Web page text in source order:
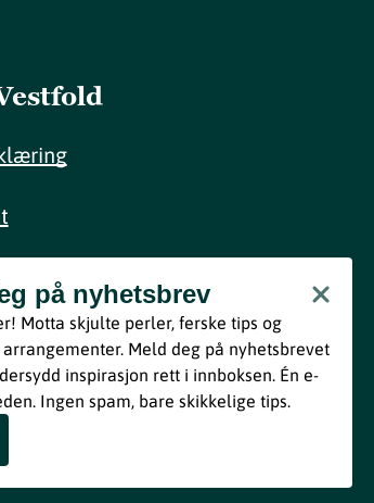
på nyhetsbrev
Bli med
inn godtar du våre vilkår i henhold til vår
.
på nyhetsbrev
Motta skjulte perler, ferske tips og
Meld deg på nyhetsbrevet
inspirasjon rett i innboksen. Én e-
Ingen spam, bare skikkelige tips.